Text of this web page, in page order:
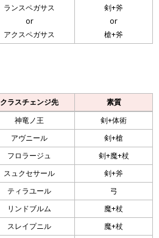
ランスペガサス
or
アクスペガサス
剣+斧
or
槍+斧
クラスチェンジ先
素質
神竜ノ王
剣+体術
アヴニール
剣+槍
フロラージュ
剣+魔+杖
スュクセサール
剣+斧
ティラユール
弓
リンドブルム
魔+杖
スレイプニル
魔+杖